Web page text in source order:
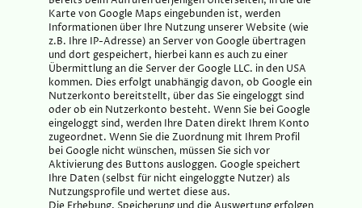
Karte von Google Maps eingebunden ist, werden
Informationen über Ihre Nutzung unserer Website (wie
z.B. Ihre IP-Adresse) an Server von Google übertragen
und dort gespeichert, hierbei kann es auch zu einer
Übermittlung an die Server der Google LLC. in den USA
kommen. Dies erfolgt unabhängig davon, ob Google ein
Nutzerkonto bereitstellt, über das Sie eingeloggt sind
oder ob ein Nutzerkonto besteht. Wenn Sie bei Google
eingeloggt sind, werden Ihre Daten direkt Ihrem Konto
zugeordnet. Wenn Sie die Zuordnung mit Ihrem Profil
bei Google nicht wünschen, müssen Sie sich vor
Aktivierung des Buttons ausloggen. Google speichert
Ihre Daten (selbst für nicht eingeloggte Nutzer) als
Nutzungsprofile und wertet diese aus.